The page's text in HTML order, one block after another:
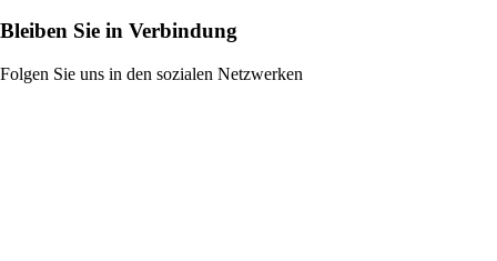
Bleiben Sie in Verbindung
Folgen Sie uns in den sozialen Netzwerken